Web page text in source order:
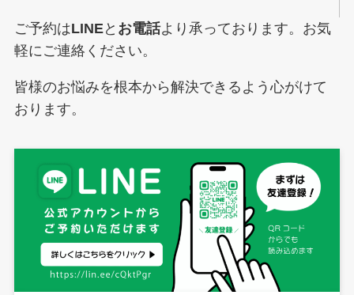
ご予約はLINEと お電話より承っております。お気
軽にご連絡ください。
皆様のお悩みを根本から解決できるよう心がけて
おります。